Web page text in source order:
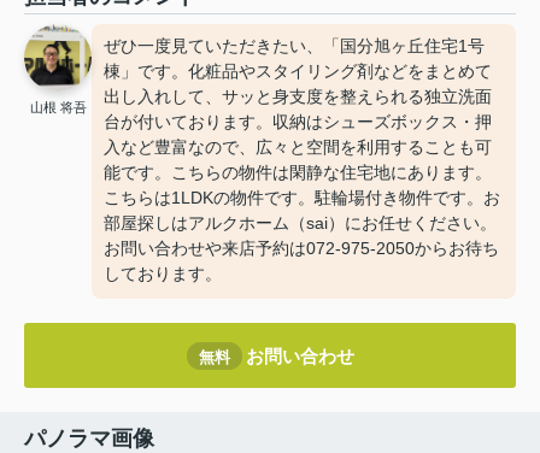
山根 将吾
ぜひ一度見ていただきたい、「国分旭ヶ丘住宅1号
棟」です。化粧品やスタイリング剤などをまとめて
出し入れして、サッと身支度を整えられる独立洗面
台が付いております。収納はシューズボックス・押
入など豊富なので、広々と空間を利用することも可
能です。こちらの物件は閑静な住宅地にあります。
こちらは1LDKの物件です。駐輪場付き物件です。お
部屋探しはアルクホーム（sai）にお任せください。
お問い合わせや来店予約は072-975-2050からお待ち
しております。
無料 お問い合わせ
パノラマ画像